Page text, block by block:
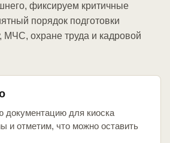
фиксируем критичные
порядок подготовки
МЧС, охране труда и кадровой
документацию для киоска
и отметим, что можно оставить